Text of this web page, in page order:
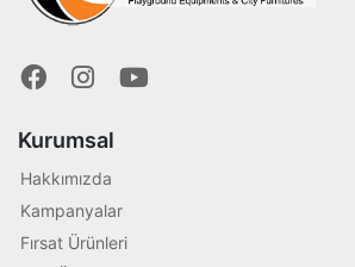
Kurumsal
Hakkımızda
Kampanyalar
Fırsat Ürünleri